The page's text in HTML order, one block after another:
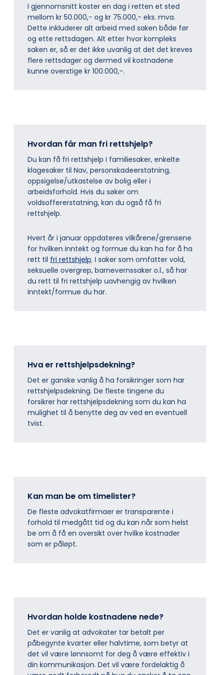
I gjennomsnitt koster en dag i retten et sted
mellom kr 50.000,- og kr 75.000,- eks. mva.
Dette inkluderer alt arbeid med saken både før
og ette rettsdagen. Alt etter hvor kompleks
saken er, så er det ikke uvanlig at det det kreves
flere rettsdager og dermed vil kostnadene
kunne overstige kr 100.000,-.
Hvordan får man fri rettshjelp?
Du kan få fri rettshjelp i familiesaker, enkelte
klagesaker til Nav, personskadeerstatning,
oppsigelse/utkastelse av bolig eller i
arbeidsforhold. Hvis du søker om
voldsoffererstatning, kan du også få fri
rettshjelp.
Hvert år i januar oppdateres vilkårene/grensene
for hvilken inntekt og formue du kan ha for å ha
rett til fri rettshjelp. I saker som omfatter vold,
seksuelle overgrep, barnevernssaker o.l., så har
du rett til fri rettshjelp uavhengig av hvilken
inntekt/formue du har.
Hva er rettshjelpsdekning?
Det er ganske vanlig å ha forsikringer som har
rettshjelpsdekning. De fleste tingene du
forsikrer har rettshjelpsdekning som du kan ha
mulighet til å benytte deg av ved en eventuell
tvist.
Kan man be om timelister?
De fleste advokatfirmaer er transparente i
forhold til medgått tid og du kan når som helst
be om å få en oversikt over hvilke kostnader
som er påløpt.
Hvordan holde kostnadene nede?
Det er vanlig at advokater tar betalt per
påbegynte kvarter eller halvtime, som betyr at
det vil være lønnsomt for deg å være effektiv i
din kommunikasjon. Det vil være fordelaktig å